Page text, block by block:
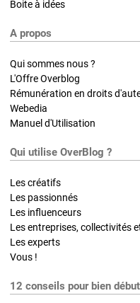
Boite à idées
A propos
Qui sommes nous ?
L'Offre Overblog
Rémunération en droits
Webedia
Manuel d'Utilisation
Qui utilise OverBlog ?
Les créatifs
Les passionnés
Les influenceurs
Les entreprises, collectivités
Les experts
Vous !
12 conseils pour bien